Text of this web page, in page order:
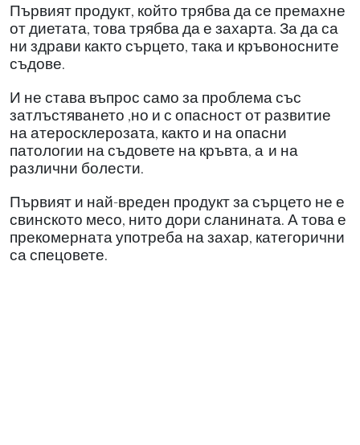
Първият продукт, който трябва да се премахне
от диетата, това трябва да е захарта. За да са
ни здрави както сърцето, така и кръвоносните
съдове.
И не става въпрос само за проблема със
затлъстяването ,но и с опасност от развитие
на атеросклерозата, както и на опасни
патологии на съдовете на кръвта, а и на
различни болести.
Първият и най-вреден продукт за сърцето не е
свинското месо, нито дори сланината. А това е
прекомерната употреба на захар, категорични
са спецовете.